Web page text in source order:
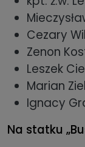
Cezary
Zenon
Leszek
Marian
Ignacy
Na statku